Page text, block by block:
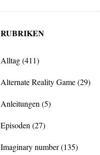
RUBRIKEN
Alltag(411)
Alternate Reality Game(29)
Anleitungen (5)
Episoden (27)
Imaginary number(135)